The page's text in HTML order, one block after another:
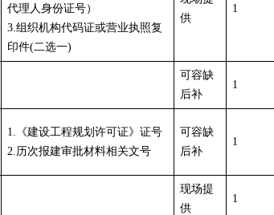
代理人身份证号）
3.组织机构代码证或营业执照复
印件(二选一)
供
1
可容缺
后补
1
1.《建设工程规划许可证》证号
2.历次报建审批材料相关文号
可容缺
后补
1
现场提
供
1